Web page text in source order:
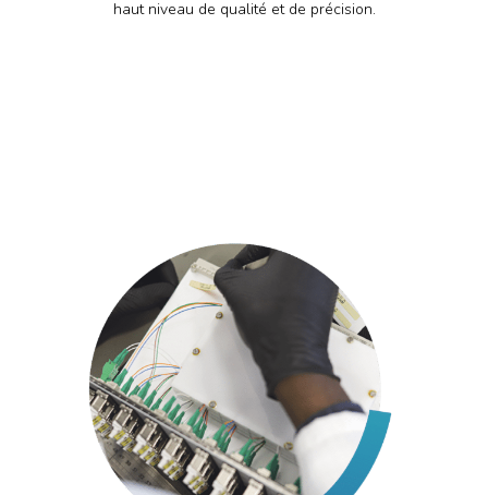
haut niveau de qualité et de précision.